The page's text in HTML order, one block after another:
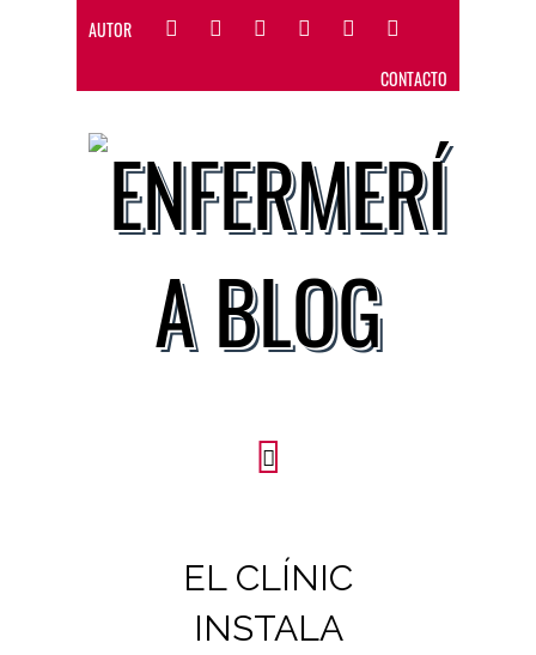
AUTOR
CONTACTO
EL CLÍNIC
INSTALA